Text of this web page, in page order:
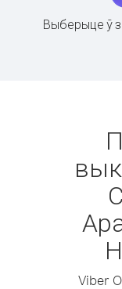
Выберыце ў
Viber